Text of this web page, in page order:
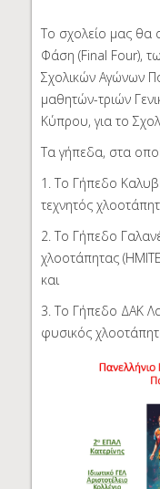
Το σχολείο μας θα
Φάση (Final Four),
Σχολικών Αγώνων
μαθητών-τριών
Κύπρου, για το
Τα γήπεδα, στα
1. Το Γήπεδο
τεχνητός
2. Το Γήπεδο
χλοοτάπητας
και
3. Το Γήπεδο ΔΑΚ
φυσικός